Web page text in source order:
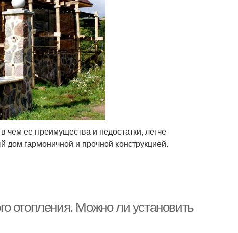
чем ее преимущества и недостатки, легче
дом гармоничной и прочной конструкцией.
отопления. Можно ли установить